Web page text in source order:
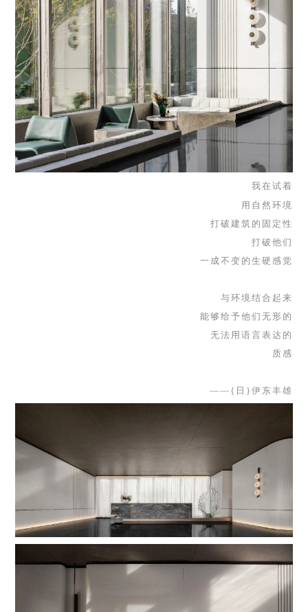
我在试着
用 自然环境
打破建筑的固定性
打破他们
一成不变的生硬感觉
与环境结合起来
能够给予他们无形的
无法用语言表达的
质感
——{日} 伊东丰雄